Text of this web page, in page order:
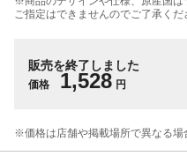
ご指定はできませんのでご了承くだ
販売を終了しました
価格 1,528 円
※価格は​店舗や​掲載場所で​異なる​場